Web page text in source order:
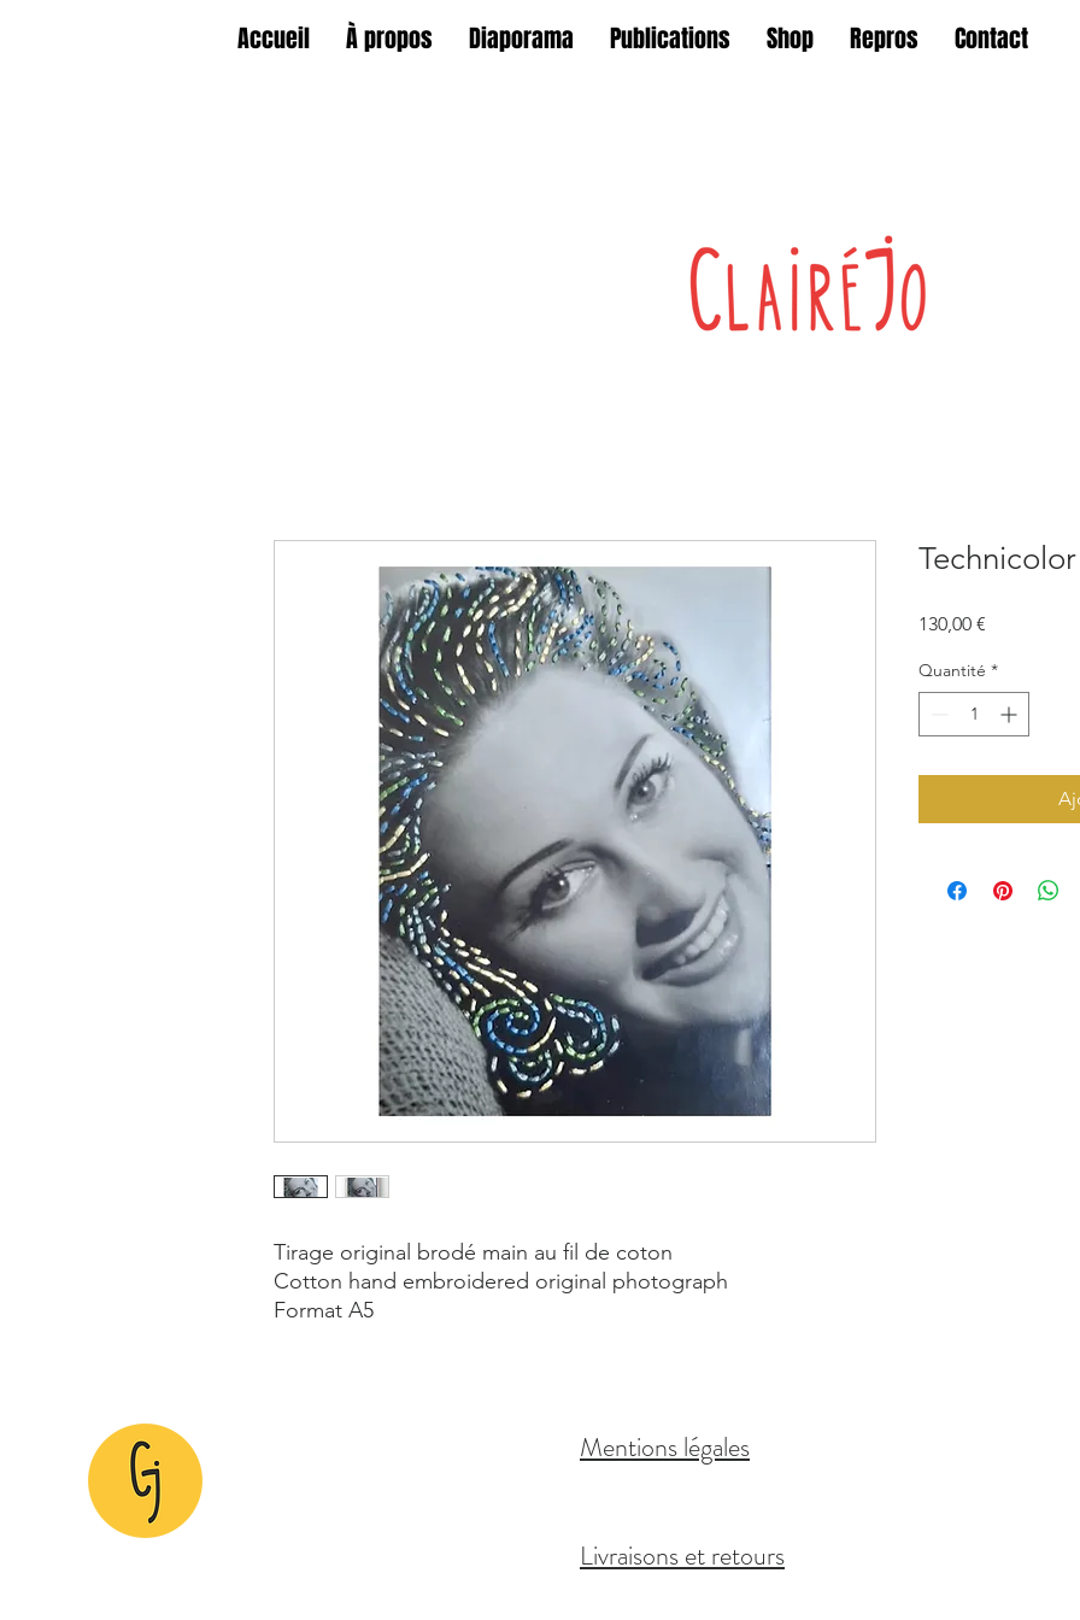
Accueil À propos Diaporama Publications Shop Repros Contact
Tirage original brodé main au fil de coton
Cotton hand embroidered original photograph
Format A5
Technicolor
130,00 €
Quantité *
Mentions légales
Livraisons et retours